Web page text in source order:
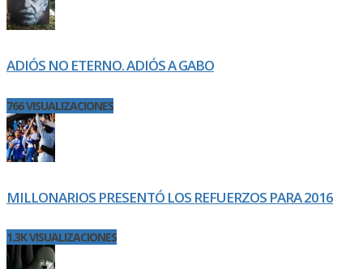
ADIÓS NO ETERNO. ADIÓS A GABO
766 VISUALIZACIONES
MILLONARIOS PRESENTÓ LOS REFUERZOS PARA 2016
1.3K VISUALIZACIONES